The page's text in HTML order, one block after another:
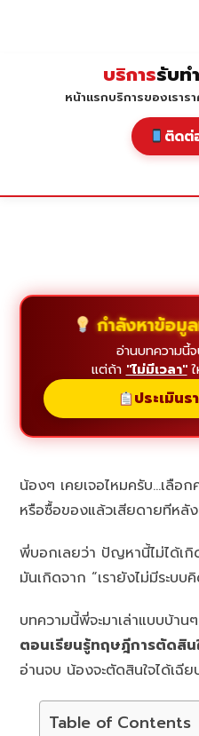
บริการรับท
หน้าแรกบริการของเราร
ติดต่
กำลังหาข้อมู
อ่านบทความนี้
แต่ถ้า "ไม่มีเวลา"ใ
ประเมิน
น้องๆ เคยเจอไหมครับ…เลือ
หรือซื้อของแล้วเสียดายทีหลั
พี่บอกเลยว่า ปัญหานี้ไม่ได้เกิ
มันเกิดจาก “เรายังไม่มีระบ
บทความนี้พี่จะมาเล่าแบบบ้า
ตอนเรียนรู้ทฤษฎีการตัดสิน
อ่านจบ น้องจะตัดสินใจได้เฉี
Table of Contents